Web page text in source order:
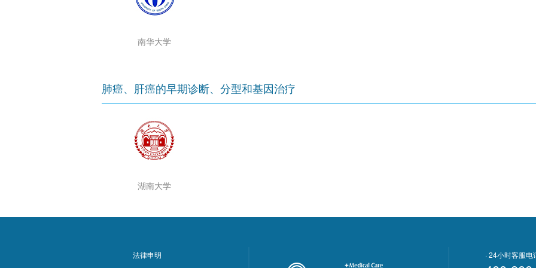
南华大学
肺癌、肝癌的早期诊断、分型和基因治疗
湖南大学
法律申明 · 24小时客服电